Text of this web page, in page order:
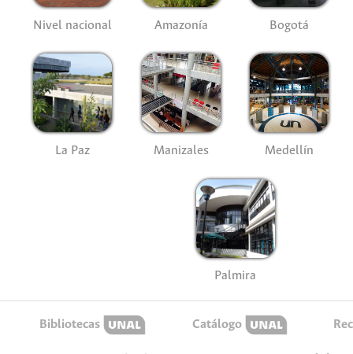
Nivel nacional Amazonía Bogotá
La Paz Manizales Medellín
Palmira
Bibliotecas Catálogo